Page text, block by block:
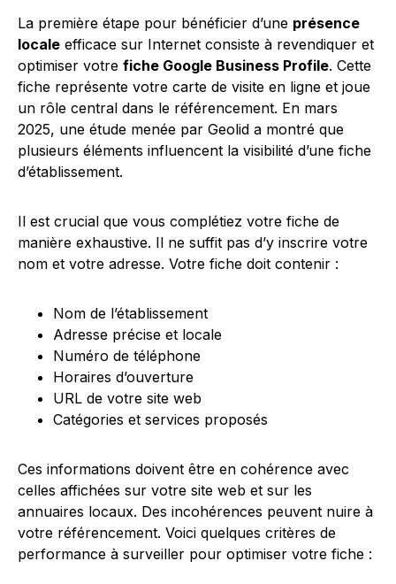
La première étape pour bénéficier d’une présence
locale efficace sur Internet consiste à revendiquer et
optimiser votre fiche Google Business Profile. Cette
fiche représente votre carte de visite en ligne et joue
un rôle central dans le référencement. En mars
2025, une étude menée par Geolid a montré que
plusieurs éléments influencent la visibilité d’une fiche
d’établissement.
Il est crucial que vous complétiez votre fiche de
manière exhaustive. Il ne suffit pas d’y inscrire votre
nom et votre adresse. Votre fiche doit contenir :
Nom de l’établissement
Adresse précise et locale
Numéro de téléphone
Horaires d’ouverture
URL de votre site web
Catégories et services proposés
Ces informations doivent être en cohérence avec
celles affichées sur votre site web et sur les
annuaires locaux. Des incohérences peuvent nuire à
votre référencement. Voici quelques critères de
performance à surveiller pour optimiser votre fiche :